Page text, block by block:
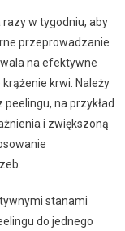
w tygodniu, aby
przeprowadzanie
na efektywne
krwi. Należy
na przykład
i zwiększoną
stanami
do jednego